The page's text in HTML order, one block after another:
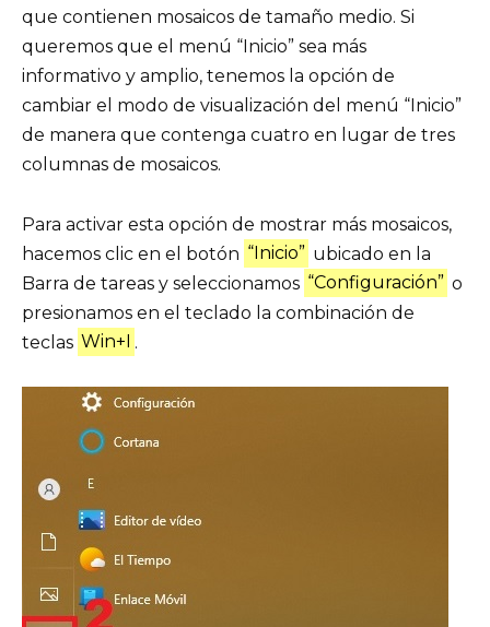
que contienen mosaicos de tamaño medio. Si
queremos que el menú “Inicio” sea más
informativo y amplio, tenemos la opción de
cambiar el modo de visualización del menú “Inicio”
de manera que contenga cuatro en lugar de tres
columnas de mosaicos.
Para activar esta opción de mostrar más mosaicos,
hacemos clic en el botón “Inicio” ubicado en la
Barra de tareas y seleccionamos “Configuración” o
presionamos en el teclado la combinación de
teclas Win+I .